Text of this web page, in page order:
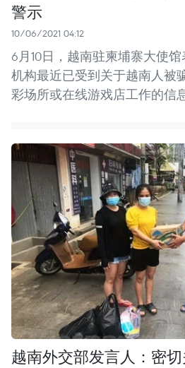
警示
10/06/2021 04:12
6月10日，越南驻柬埔寨大使
机构最近已受到关于越南人被
彩场所或在线游戏店工作的信息
越南外交部发言人：密